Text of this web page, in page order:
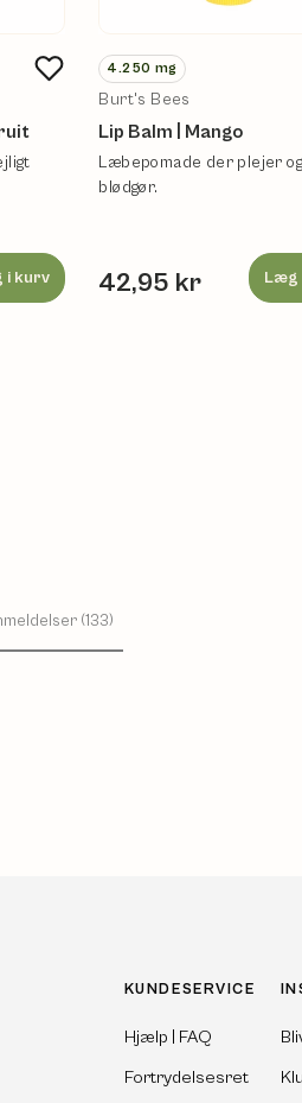
i kurv
4.250 mg
Burt's Bees
Lip Balm | Mango
Læbepomade der plejer og
blødgør.
42,95 kr Læg
(133)
KUNDESERVICE
Hjælp | FAQ
Fortrydelsesret